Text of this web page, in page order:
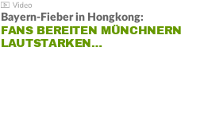
Bayern-Fieber in Hongkong:
FANS BEREITEN MÜNCHNERN
LAUTSTARKEN…